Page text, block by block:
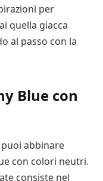
per
quella giacca
al passo con la
Blue con
abbinare
con colori neutri.
consiste nel